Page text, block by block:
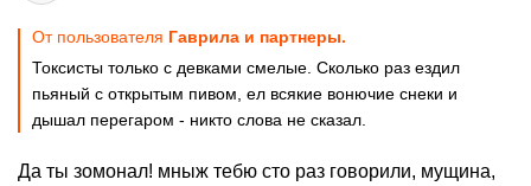
От пользователя Гаврила и партнеры.
Токсисты только с девками смелые. Сколько раз ездил
пьяный с открытым пивом, ел всякие вонючие снеки и
дышал перегаром - никто слова не сказал.
Да ты зомонал! мныж тебю сто раз говорили, мущина,